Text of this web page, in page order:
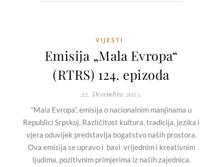
VIJESTI
Emisija „Mala Evropa“
(RTRS) 124. epizoda
22. Decembra 2025.
“Mala Evropa“, emisija o nacionalnim manjinama u
Republici Srpskoj. Različitost kultura, tradicija, jezika i
vjera oduvijek predstavlja bogatstvo naših prostora.
Ova emisija se upravo i bavi vrijednim i kreativnim
ljudima, pozitivnim primjerima iz naših zajednica,